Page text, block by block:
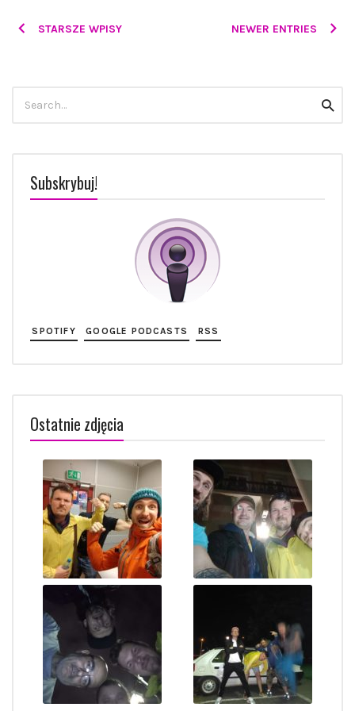
PostsSTARSZE WPISY NEWER ENTRIES
Subskrybuj!
SPOTIFY GOOGLE PODCASTS RSS
Ostatnie zdjęcia